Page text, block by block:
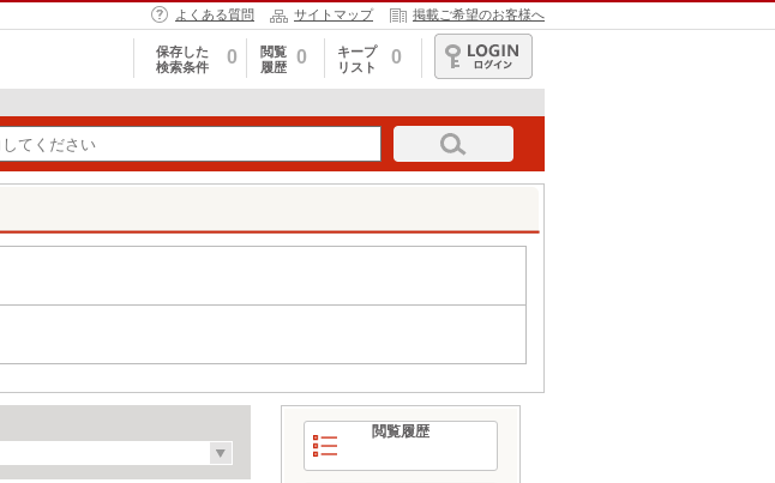
よくある質問 サイトマップ 掲載ご希望のお客様へ
保存した
検索条件
0
閲覧
履歴
0
キープ
リスト
0
ログイン
閲覧履歴